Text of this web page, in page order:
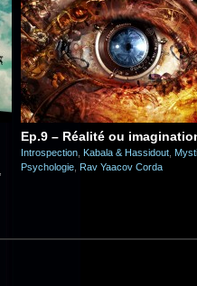
Ep.9 – Réalité ou
Introspection Kabala & Hassidout
Psychologie Rav Yaacov Corda